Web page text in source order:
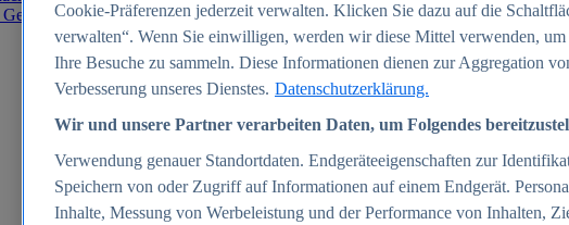
in Deutschland 2025
Cookie-Präferenzen jederzeit verwalten. Klicken Sie dazu auf die
verwalten“. Wenn Sie einwilligen, werden wir diese Mittel verwenden,
Ihre Besuche zu sammeln. Diese Informationen dienen zur Aggregation
Verbesserung unseres Dienstes. Datenschutzerklärung.
Wir und unsere Partner verarbeiten Daten, um Folgendes
Verwendung genauer Standortdaten. Endgeräteeigenschaften zur
Speichern von oder Zugriff auf Informationen auf einem Endgerät.
Inhalte, Messung von Werbeleistung und der Performance von Inhalten,